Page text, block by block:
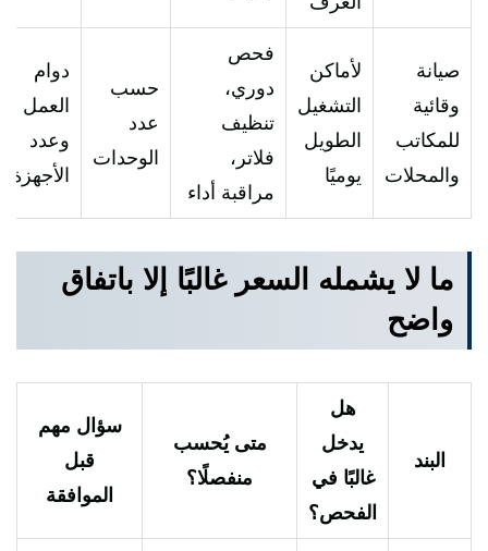
صيانة
وقائية
للمكاتب
والمحلات
لأماكن
التشغيل
الطويل
يوميًا
فحص
دوري،
تنظيف
فلاتر،
مراقبة أداء
حسب
عدد
الوحدات
دوام
العمل
وعدد
الأجهزة
ما لا يشمله السعر غالبًا إلا باتفاق
واضح
البند
هل
يدخل
غالبًا في
الفحص؟
متى يُحسب
منفصلًا؟
سؤال مهم
قبل
الموافقة